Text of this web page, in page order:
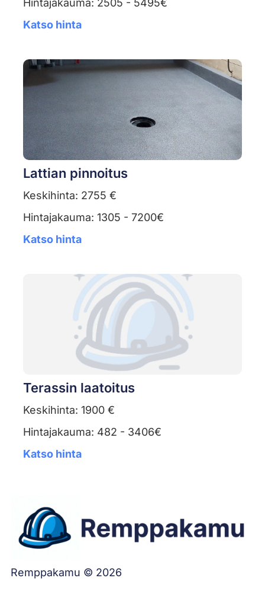
Hintajakauma: 2505 - 5495€
Katso hinta
Lattian pinnoitus
Keskihinta: 2755 €
Hintajakauma: 1305 - 7200€
Katso hinta
Terassin laatoitus
Keskihinta: 1900 €
Hintajakauma: 482 - 3406€
Katso hinta
Remppakamu © 2026